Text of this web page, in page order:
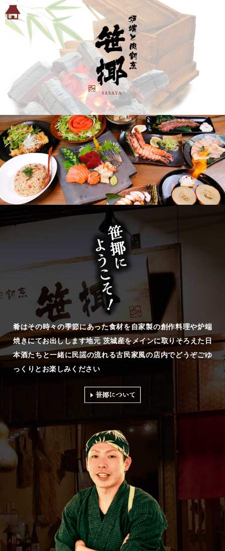
肴はその時々の季節にあった食材を 自家製の創作料理や炉端
焼きにてお出しします地元 茨城産をメインに取りそろえた日
本酒たちと一緒に民謡の流れる古民家風の店内でどうぞごゆ
っくりとお楽しみください